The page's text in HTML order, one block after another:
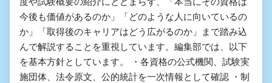
今後も価値があるのか」「どのような人に向いているの
か」「取得後のキャリアはどう広がるのか」まで踏み込
んで解説することを重視しています。編集部では、以下
を基本方針としています。 ・各資格の公式機関、試験実
施団体、法令原文、公的統計を一次情報として確認 ・制